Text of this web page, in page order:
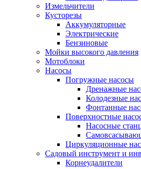
Измельчители
Кусторезы
Аккумуляторные
Электрические
Бензиновые
Мойки высокого давления
Мотоблоки
Насосы
Погружные насосы
Дренажные
Колодезные
Фонтанные
Поверхностные
Насосные
Циркуляционные
Садовый инструмент и
Корнеудалители